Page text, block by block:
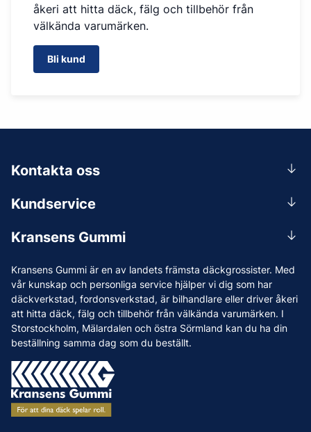
åkeri att hitta däck, fälg och tillbehör från
välkända varumärken.
Bli kund
Kransens Gummi är en av landets främsta däckgrossister. Med
vår kunskap och personliga service hjälper vi dig som har
däckverkstad, fordonsverkstad, är bilhandlare eller driver åkeri
att hitta däck, fälg och tillbehör från välkända varumärken. I
Storstockholm, Mälardalen och östra Sörmland kan du ha din
beställning samma dag som du beställt.
Kundservice
Leverans
Reklamation & återköp
Betalning & faktura
Köpvillkor
Vanliga frågor och svar
Kransens Gummi
Vi som jobbar på Kransens Gummi
Jobba hos oss
Nyheter
Tips & Råd
Varumärken
Våra Verkstäder
Press
Kontakta oss
0156-409 00
Mån-Tors 07.30-16:30, Fre 07.30-15.00.
Lunchstängt 12:00-12:30